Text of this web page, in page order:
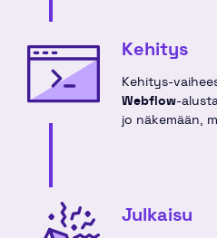
Kehitys
Kehitys-
Webflow-
jo näkemään,
Julkaisu